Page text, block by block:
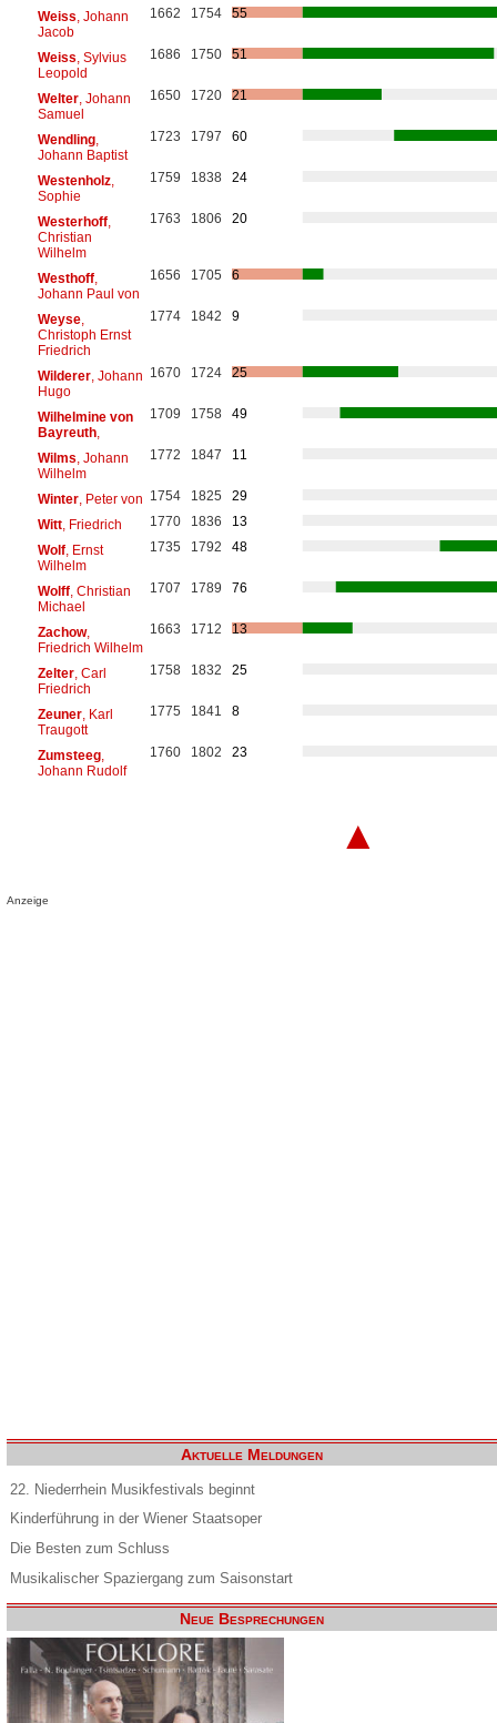
Weiss , Johann
Jacob
1662 1754 55
Weiss , Sylvius
Leopold
1686 1750 51
Welter, Johann
Samuel
1650 1720 21
Wendling,
Johann Baptist
1723 1797 60
Westenholz,
Sophie
1759 1838 24
Westerhoff,
Christian
Wilhelm
1763 1806 20
Westhoff,
Johann Paul von
1656 1705 6
Weyse,
Christoph Ernst
Friedrich
1774 1842 9
Wilderer, Johann
Hugo
1670 1724 25
Wilhelmine von
Bayreuth,
1709 1758 49
Wilms , Johann
Wilhelm
1772 1847 11
Winter, Peter von 1754 1825
29
Witt, Friedrich 1770 1836
13
Wolf, Ernst
Wilhelm
1735 1792 48
Wolff, Christian
Michael
1707 1789 76
Zachow,
Friedrich Wilhelm
1663 1712 13
Zelter, Carl
Friedrich
1758 1832 25
Zeuner, Karl
Traugott
1775 1841 8
Zumsteeg,
Johann Rudolf
1760 1802 23
▲
Anzeige
Aktuelle Meldungen
22. Niederrhein Musikfestivals beginnt
Kinderführung in der Wiener Staatsoper
Die Besten zum Schluss
Musikalischer Spaziergang zum Saisonstart
Neue Besprechungen